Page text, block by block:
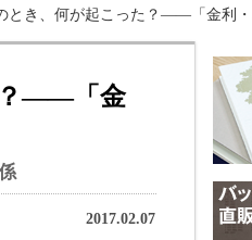
とき、何が起こった？――「金利
？――「金
2017.02.07